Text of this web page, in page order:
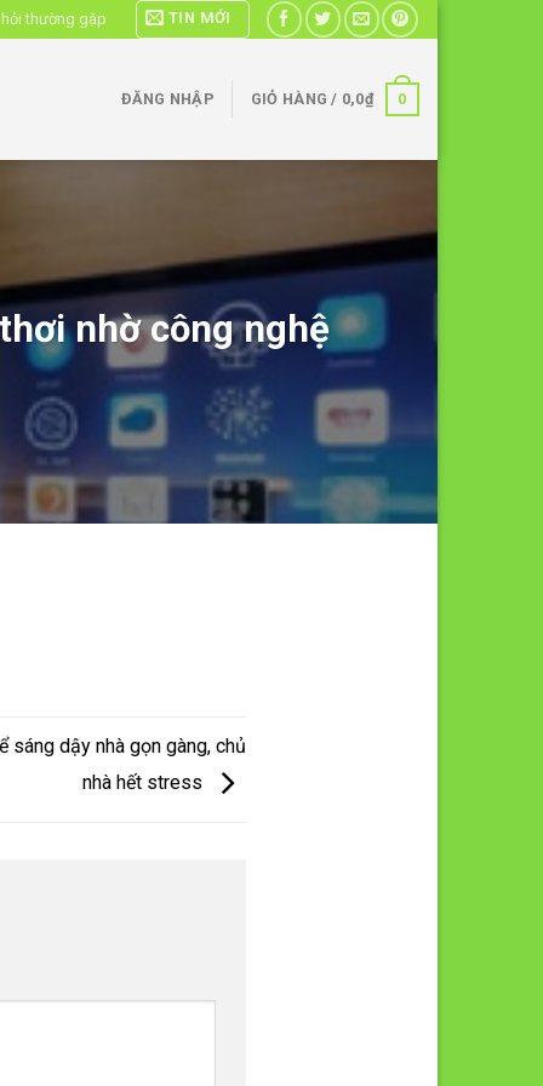
hỏi thường gặp TIN MỚI
ĐĂNG NHẬP GIỎ HÀNG / 0,0₫ 0
nhờ công nghệ
sáng dậy nhà gọn gàng, chủ
nhà hết stress